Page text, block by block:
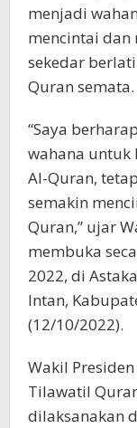
menjadi
mencintai dan
sekedar
Quran semata.
“Saya
wahana untuk
Al-Quran,
semakin
Quran,” ujar
membuka
2022, di
Intan,
(12/10/2022).
Wakil
Tilawatil
dilaksanakan